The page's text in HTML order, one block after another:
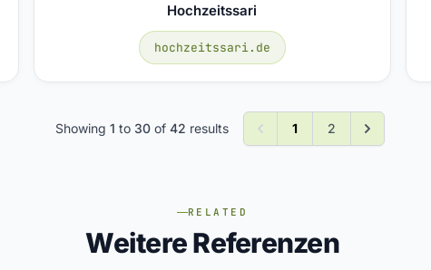
Hochzeitssari
hochzeitssari.de
Showing 1 to 30of 42 results 1 2
RELATED
Weitere Referenzen